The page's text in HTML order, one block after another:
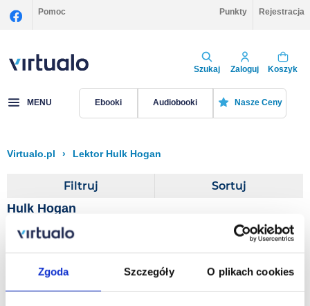
Zgoda Szczegóły O plikach cookies
Pomoc Punkty Rejestracja
Szukaj Zaloguj Koszyk
MENU Ebooki Audiobooki Nasze Ceny
Virtualo.pl › Lektor Hulk Hogan
Filtruj Sortuj
Hulk Hogan
Hulk Hogan